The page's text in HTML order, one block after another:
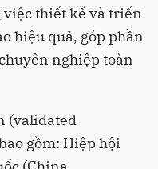
thiết kế và triển
hiệu quả, góp phần
nghiệp toàn
(validated
gồm: Hiệp hội